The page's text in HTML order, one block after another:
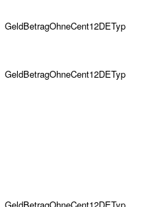
GeldBetragOhneCent12DETyp
GeldBetragOhneCent12DETyp